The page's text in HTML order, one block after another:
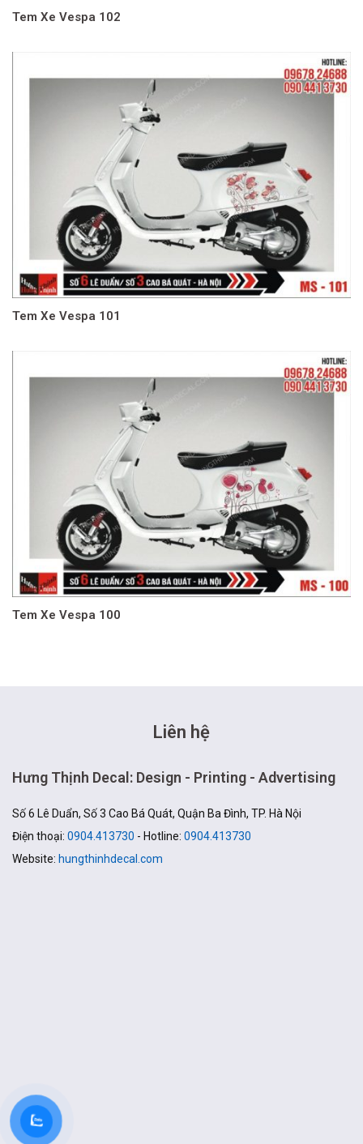
Tem Xe Vespa 102
Tem Xe Vespa 101
Tem Xe Vespa 100
Liên hệ
Hưng Thịnh Decal: Design - Printing - Advertising
Số 6 Lê Duẩn, Số 3 Cao Bá Quát, Quận Ba Đình, TP. Hà Nội
Điện thoại: 0904.413730 - Hotline: 0904.413730
Website: hungthinhdecal.com